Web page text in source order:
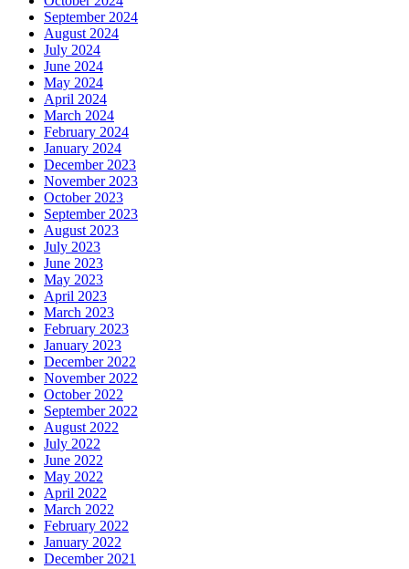
September 2024
August 2024
July 2024
June 2024
May 2024
April 2024
March 2024
February 2024
January 2024
December 2023
November 2023
October 2023
September 2023
August 2023
July 2023
June 2023
May 2023
April 2023
March 2023
February 2023
January 2023
December 2022
November 2022
October 2022
September 2022
August 2022
July 2022
June 2022
May 2022
April 2022
March 2022
February 2022
January 2022
December 2021